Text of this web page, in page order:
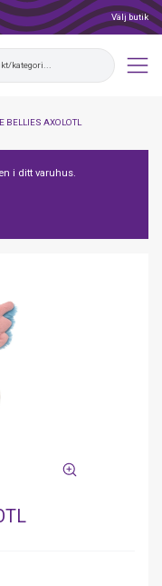
Välj butik
BELLIES AXOLOTL
i ditt varuhus.